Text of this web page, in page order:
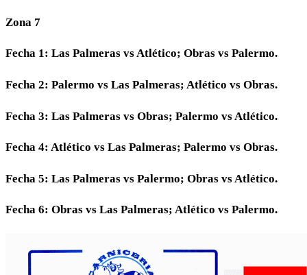
Zona 7
Fecha 1: Las Palmeras vs Atlético; Obras vs Palermo.
Fecha 2: Palermo vs Las Palmeras; Atlético vs Obras.
Fecha 3: Las Palmeras vs Obras; Palermo vs Atlético.
Fecha 4: Atlético vs Las Palmeras; Palermo vs Obras.
Fecha 5: Las Palmeras vs Palermo; Obras vs Atlético.
Fecha 6: Obras vs Las Palmeras; Atlético vs Palermo.